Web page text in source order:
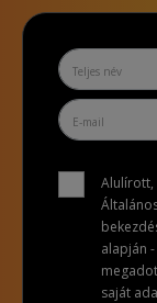
Alulírott,
alapján
saját